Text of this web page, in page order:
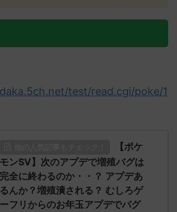
test/read.cgi/poke/1
【ポケ
モンSV】次のアプデで増殖バグは
完全に終わるのか・・？ アプデあ
るんか？増殖潰される？ むしろゲ
ーフリからのお年玉アプデでバグ